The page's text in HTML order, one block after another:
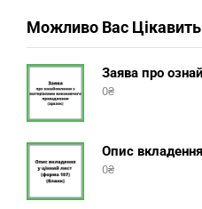
Можливо Вас Цікавить
0₴
0₴